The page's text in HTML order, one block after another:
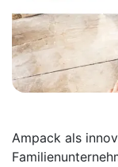
Ampack als